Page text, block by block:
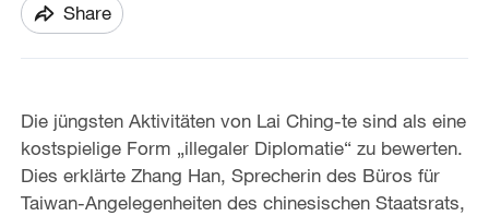
Share
Die jüngsten Aktivitäten von Lai Ching-te sind als eine
kostspielige Form „illegaler Diplomatie“ zu bewerten.
Dies erklärte Zhang Han, Sprecherin des Büros für
Taiwan-Angelegenheiten des chinesischen Staatsrats,